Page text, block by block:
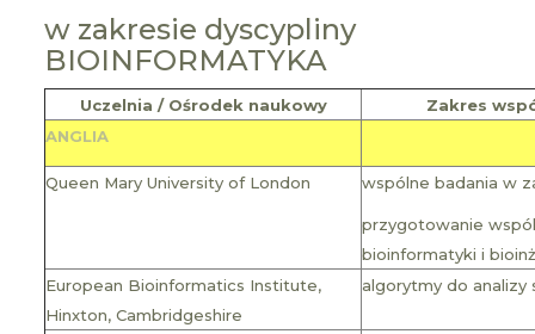
w zakresie dyscypliny
BIOINFORMATYKA
Uczelnia / Ośrodek naukowy
Zakres
ANGLIA
Queen Mary University of London wspólne badania w
przygotowanie
bioinformatyki i
European Bioinformatics Institute,
Hinxton, Cambridgeshire
algorytmy do analizy